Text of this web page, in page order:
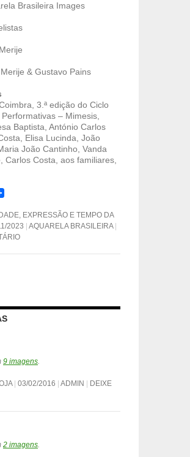
Brasileira Images
& Gustavo Pains
3.ª edição do Ciclo
– Mimesis,
Baptista, António Carlos
Elisa Lucinda, João
João Cantinho, Vanda
Carlos Costa, aos familiares,
EXPRESSÃO E TEMPO DA
2023
AQUARELA BRASILEIRA
9 imagens
03/02/2016 ADMIN
DEIXE
2 imagens